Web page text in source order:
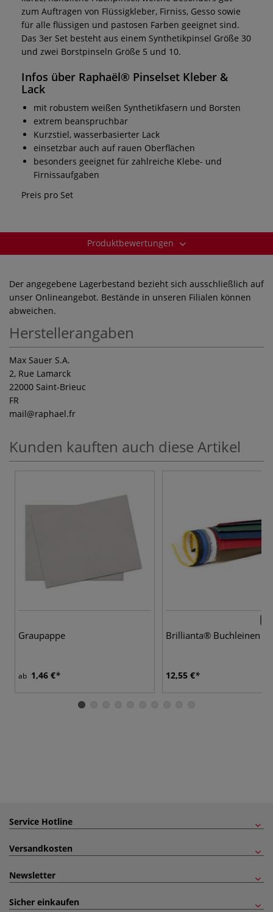
zum Auftragen von Flüssigkleber, Firniss, Gesso sowie
für alle flüssigen und pastosen Farben geeignet sind.
Das 3er Set besteht aus einem Synthetikpinsel Größe 30
und zwei Borstpinseln Größe 5 und 10.
Infos über Raphaël® Pinselset Kleber &
Lack
mit robustem weißen Synthetikfasern und Borsten
extrem beanspruchbar
Kurzstiel, wasserbasierter Lack
einsetzbar auch auf rauen Oberflächen
besonders geeignet für zahlreiche Klebe- und
Firnissaufgaben
Preis pro Set
Produktbewertungen
Der angegebene Lagerbestand bezieht sich ausschließlich auf
unser Onlineangebot. Bestände in unseren Filialen können
abweichen.
Herstellerangaben
Max Sauer S.A.
2, Rue Lamarck
22000 Saint-Brieuc
FR
mail@raphael.fr
Kunden kauften auch diese Artikel
Graupappe
ab 1,46 €
Brillianta® Buchleinen
12,55 €
Service Hotline
Versandkosten
Newsletter
Sicher einkaufen